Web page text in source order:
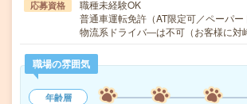
応募資格
職種未経験OK
普通車運転免許（AT限定可／ペーパ
物流系ドライバ―は不可（お客様に
職場の雰囲気
年齢層